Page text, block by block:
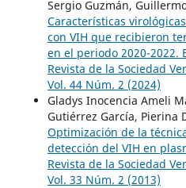
Sergio Guzmán,
Características
con VIH que recibieron
en el periodo 2020-2022.
Revista de la Sociedad
Vol. 44 Núm. 2 (2024)
Gladys Inocencia Ameli
Gutiérrez García, Pierina
Optimización de la
detección del VIH en
Revista de la Sociedad
Vol. 33 Núm. 2 (2013)